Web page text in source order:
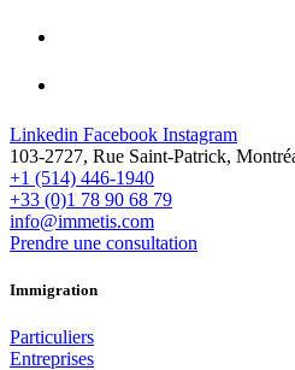
Linkedin Facebook Instagram
103-2727, Rue Saint-Patrick,
+1 (514) 446-1940
+33 (0)1 78 90 68 79
info@immetis.com
Prendre une consultation
Immigration
Particuliers
Entreprises